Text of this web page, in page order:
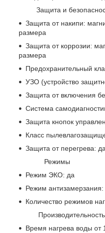
Защита и
Защита от накипи:
размера
Защита от коррозии:
размера
Предохранительный
УЗО (устройство
Защита от включения
Система
Защита кнопок
Класс
Защита от перегрева:
Режимы
Режим ЭКО: да
Режим антизамерзания:
Количество режимов
Производительность
Время нагрева воды от